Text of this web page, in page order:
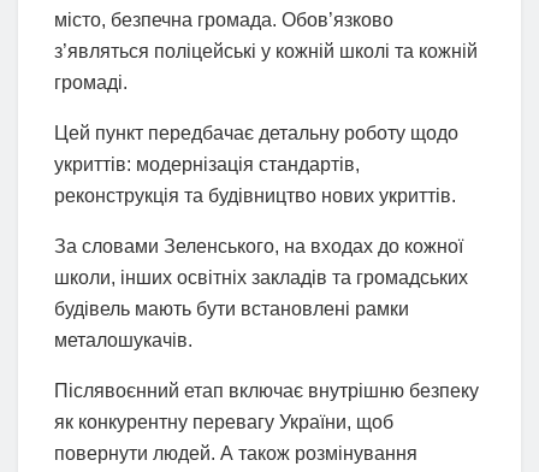
місто, безпечна громада. Обов’язково
з’являться поліцейські у кожній школі та кожній
громаді.
Цей пункт передбачає детальну роботу щодо
укриттів: модернізація стандартів,
реконструкція та будівництво нових укриттів.
За словами Зеленського, на входах до кожної
школи, інших освітніх закладів та громадських
будівель мають бути встановлені рамки
металошукачів.
Післявоєнний етап включає внутрішню безпеку
як конкурентну перевагу України, щоб
повернути людей. А також розмінування